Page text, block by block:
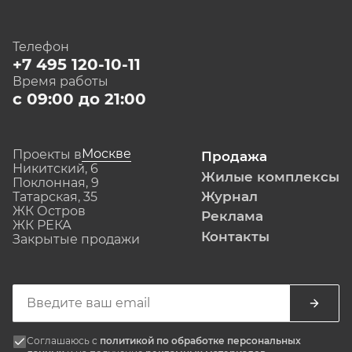
Телефон
+7 495 120-10-11
Время работы
с 09:00 до 21:00
Проекты вМоскве
Никитский, 6
Поклонная, 9
Татарская, 35
ЖК Остров
ЖК РЕКА
Закрытые продажи
Продажа
Жилые комплексы
Журнал
Реклама
Контакты
Соглашаюсь с политикой по обработке персональных